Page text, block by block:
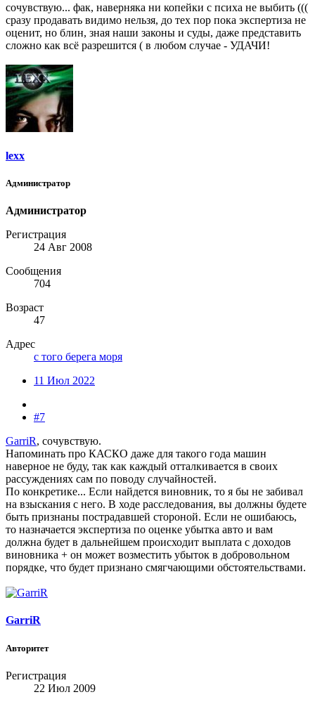
сочувствую... фак, наверняка ни копейки с психа не выбить (((
сразу продавать видимо нельзя, до тех пор пока экспертиза не
оценит, но блин, зная наши законы и суды, даже представить
сложно как всё разрешится ( в любом случае - УДАЧИ!
lexx
Администратор
Администратор
Регистрация
24 Авг 2008
Сообщения
704
Возраст
47
Адрес
с того берега моря
11 Июл 2022
#7
GarriR, сочувствую.
Напоминать про КАСКО даже для такого года машин
наверное не буду, так как каждый отталкивается в своих
рассуждениях сам по поводу случайностей.
По конкретике... Если найдется виновник, то я бы не забивал
на взыскания с него. В ходе расследования, вы должны будете
быть признаны пострадавшей стороной. Если не ошибаюсь,
то назначается экспертиза по оценке убытка авто и вам
должна будет в дальнейшем происходит выплата с доходов
виновника + он может возместить убыток в добровольном
порядке, что будет признано смягчающими обстоятельствами.
GarriR
Авторитет
Регистрация
22 Июл 2009